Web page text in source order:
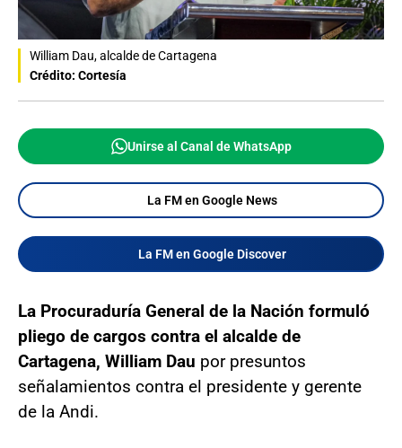
William Dau, alcalde de Cartagena
Crédito: Cortesía
Unirse al Canal de WhatsApp
La FM en Google News
La FM en Google Discover
La Procuraduría General de la Nación formuló
pliego de cargos contra el alcalde de
Cartagena, William Dau por presuntos
señalamientos contra el presidente y gerente
de la Andi.